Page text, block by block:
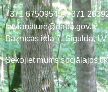
+371 67509545,+371
latvianature@daba.gov.lv
Baznīcas iela 7, Sigulda,
Sekojiet mums sociālajos